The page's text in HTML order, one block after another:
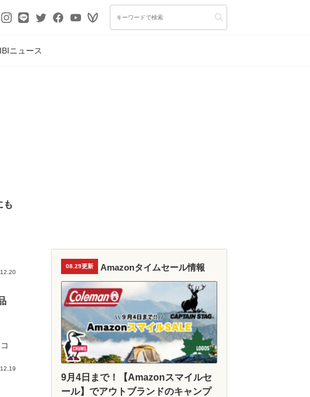
ニュース
も
08.29更新 Amazonタイムセール情報
9月4日まで！【Amazonスマイルセ
ール】でアウトブランドのキャンプ